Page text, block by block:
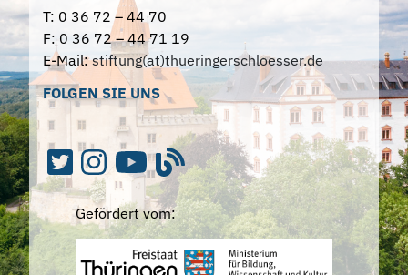
T: 0 36 72 – 44 70
F: 0 36 72 – 44 71 19
E-Mail:stiftung(at)thueringerschloesser.de
FOLGEN SIE UNS
Gefördert vom: